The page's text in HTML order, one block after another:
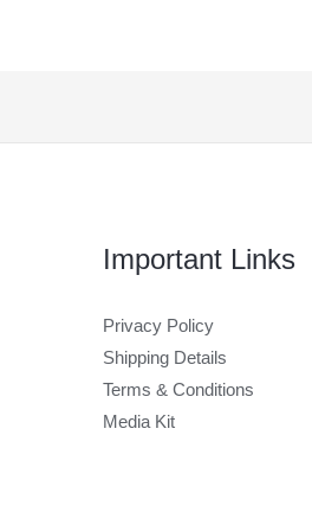
Important Links
Privacy Policy
Shipping Details
Terms & Conditions
Media Kit